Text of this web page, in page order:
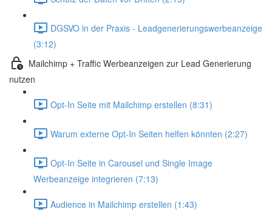
DGSVO in der Praxis - Leadgenerierungswerbeanzeige
(3:12)
Mailchimp + Traffic Werbeanzeigen zur Lead Generierung
nutzen
Opt-In Seite mit Mailchimp erstellen (8:31)
Warum externe Opt-In Seiten helfen könnten (2:27)
Opt-In Seite in Carousel und Single Image
Werbeanzeige integrieren (7:13)
Audience in Mailchimp erstellen (1:43)